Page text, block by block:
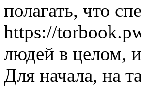
полагать, что
https://
людей в целом,
Для начала, на